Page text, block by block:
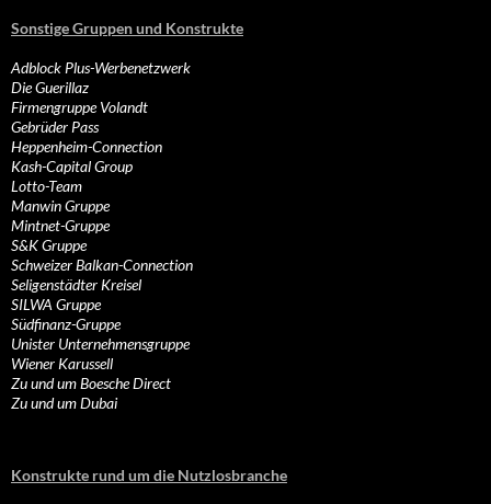
Sonstige Gruppen und Konstrukte
Adblock Plus-Werbenetzwerk
Die Guerillaz
Firmengruppe Volandt
Gebrüder Pass
Heppenheim-Connection
Kash-Capital Group
Lotto-Team
Manwin Gruppe
Mintnet-Gruppe
S&K Gruppe
Schweizer Balkan-Connection
Seligenstädter Kreisel
SILWA Gruppe
Südfinanz-Gruppe
Unister Unternehmensgruppe
Wiener Karussell
Zu und um Boesche Direct
Zu und um Dubai
Konstrukte rund um die Nutzlosbranche